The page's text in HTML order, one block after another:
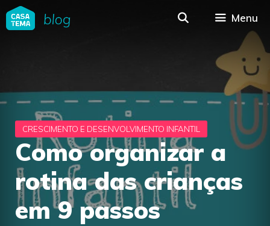
Pular
para
Menu
Como organizar a
rotina das crianças
em 9 passos